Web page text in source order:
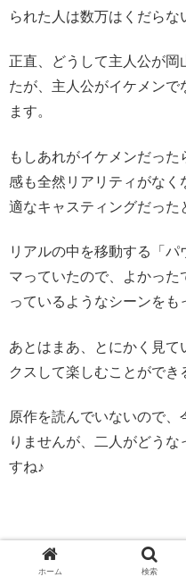
られた人は数万はくだらな
正直、どうして主人公が岡
たが、主人公がイケメン
ます。
もしあれがイケメンだっ
感も全然リアリティがなく
適なキャスティングだった
リアルの中を移動する「
マっていたので、よかった
っているようなシーンをも
あとはまあ、とにかく見て
クスして楽しむことができ
原作を読んでいないので
りませんが、二人がどう
すね♪
ということで、二人が最
ホーム 検索